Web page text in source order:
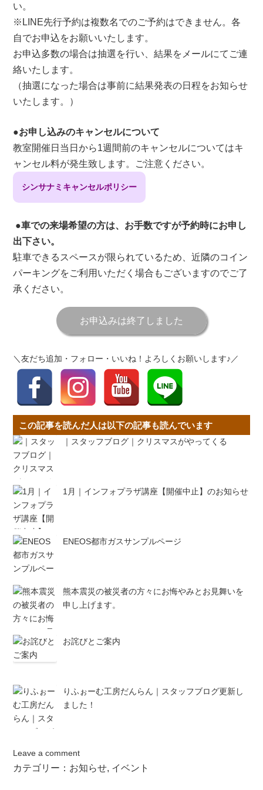
い。
※LINE先行予約は複数名でのご予約はできません。各
自でお申込をお願いいたします。
お申込多数の場合は抽選を行い、結果をメールにてご連
絡いたします。
（抽選になった場合は事前に結果発表の日程をお知らせ
いたします。）
●お申し込みのキャンセルについて
教室開催日当日から1週間前のキャンセルについてはキ
ャンセル料が発生致します。ご注意ください。
シンサナミキャンセルポリシー
●車での来場希望の方は、お手数ですが予約時にお申し
出下さい。
駐車できるスペースが限られているため、近隣のコイン
パーキングをご利用いただく場合もございますのでご了
承ください。
お申込みは終了しました
＼友だち追加・フォロー・いいね！よろしくお願いします♪／
この記事を読んだ人は以下の記事も読んでいます
｜スタッフブログ｜クリスマスがやってくる
1月｜インフォプラザ講座【開催中止】のお知らせ
ENEOS都市ガスサンプルページ
熊本震災の被災者の方々にお悔やみとお見舞いを
申し上げます。
お詫びとご案内
りふぉーむ工房だんらん｜スタッフブログ更新し
ました！
Leave a comment
カテゴリー： お知らせ, イベント